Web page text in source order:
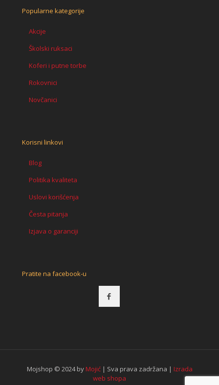
Popularne kategorije
Akcije
Školski ruksaci
Koferi i putne torbe
Rokovnici
Novčanici
Korisni linkovi
Blog
Politika kvaliteta
Uslovi korišćenja
Česta pitanja
Izjava o garanciji
Pratite na facebook-u
Mojshop © 2024 byMojić| Sva prava zadržana | Izrada
web shopa